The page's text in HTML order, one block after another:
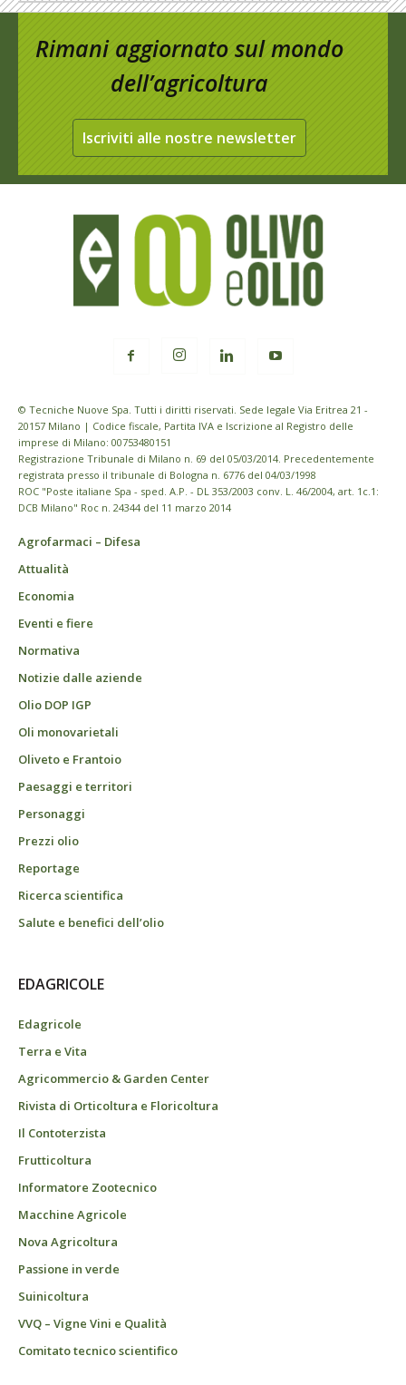
Rimani aggiornato sul mondo
dell’agricoltura
Iscriviti alle nostre newsletter
© Tecniche Nuove Spa. Tutti i diritti riservati. Sede legale Via Eritrea 21 -
20157 Milano | Codice fiscale, Partita IVA e Iscrizione al Registro delle
imprese di Milano: 00753480151
Registrazione Tribunale di Milano n. 69 del 05/03/2014. Precedentemente
registrata presso il tribunale di Bologna n. 6776 del 04/03/1998
ROC "Poste italiane Spa - sped. A.P. - DL 353/2003 conv. L. 46/2004, art. 1c.1:
DCB Milano" Roc n. 24344 del 11 marzo 2014
Agrofarmaci – Difesa
Attualità
Economia
Eventi e fiere
Normativa
Notizie dalle aziende
Olio DOP IGP
Oli monovarietali
Oliveto e Frantoio
Paesaggi e territori
Personaggi
Prezzi olio
Reportage
Ricerca scientifica
Salute e benefici dell’olio
EDAGRICOLE
Edagricole
Terra e Vita
Agricommercio & Garden Center
Rivista di Orticoltura e Floricoltura
Il Contoterzista
Frutticoltura
Informatore Zootecnico
Macchine Agricole
Nova Agricoltura
Passione in verde
Suinicoltura
VVQ – Vigne Vini e Qualità
Comitato tecnico scientifico